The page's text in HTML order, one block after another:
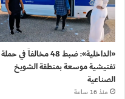
«الداخلية»: ضبط 48 مخالفاً في حملة
تفتيشية موسعة بمنطقة الشويخ
الصناعية
منذ 16 ساعة